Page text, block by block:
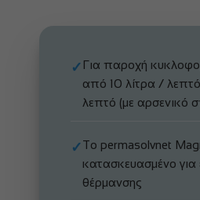
✓ Για παροχή
από 10 λίτρα /
λεπτό (με αρσενικό
✓Το permasolvnet
κατασκευασμένο για
θέρμανσης